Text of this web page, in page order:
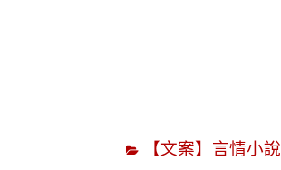
【文案】言情小說